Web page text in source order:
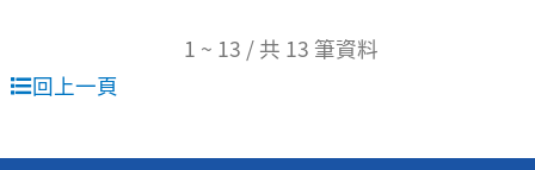
1 ~ 13 / 共 13 筆資料
回上一頁